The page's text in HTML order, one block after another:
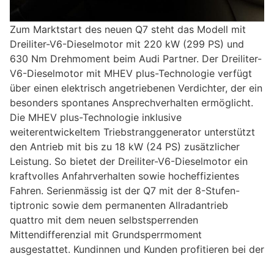
Zum Marktstart des neuen Q7 steht das Modell mit
Dreiliter-V6-Dieselmotor mit 220 kW (299 PS) und
630 Nm Drehmoment beim Audi Partner. Der Dreiliter-
V6-Dieselmotor mit MHEV plus-Technologie verfügt
über einen elektrisch angetriebenen Verdichter, der ein
besonders spontanes Ansprechverhalten ermöglicht.
Die MHEV plus-Technologie inklusive
weiterentwickeltem Triebstranggenerator unterstützt
den Antrieb mit bis zu 18 kW (24 PS) zusätzlicher
Leistung. So bietet der Dreiliter-V6-Dieselmotor ein
kraftvolles Anfahrverhalten sowie hocheffizientes
Fahren. Serienmässig ist der Q7 mit der 8-Stufen-
tiptronic sowie dem permanenten Allradantrieb
quattro mit dem neuen selbstsperrenden
Mittendifferenzial mit Grundsperrmoment
ausgestattet. Kundinnen und Kunden profitieren bei der